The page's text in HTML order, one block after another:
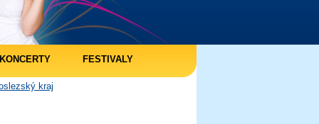
KONCERTY FESTIVALY
kraj